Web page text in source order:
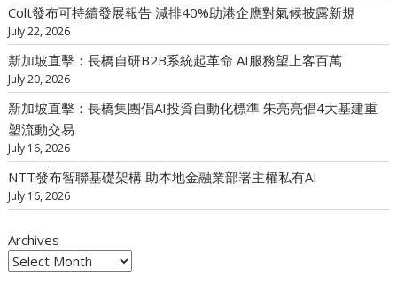
Colt發布可持續發展報告 減排40%助港企應對氣候披露新規
July 22, 2026
新加坡直擊：長橋自研B2B系統起革命 AI服務望上客百萬
July 20, 2026
新加坡直擊：長橋集團倡AI投資自動化標準 朱亮亮倡4大基建重
塑流動交易
July 16, 2026
NTT發布智聯基礎架構 助本地金融業部署主權私有AI
July 16, 2026
Archives